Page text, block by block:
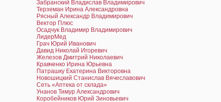
Забранский Владислав Владимирович
Терземан Ирина Александровна
Рясный Александр Владимирович
Вектор Плюс
Осадчук Владимир Владимирович
ЛидерМед
Грач Юрий Иванович
Давид Николай Игоревич
Железов Дмитрий Николаевич
Кравченко Ирина Юрьевна
Патрашку Екатерина Викторовна
Новошицкий Станислав Вячеславович
Сеть «Аптека от склада»
Унанов Тимур Александрович
Коробейников Юрий Зиновьевич